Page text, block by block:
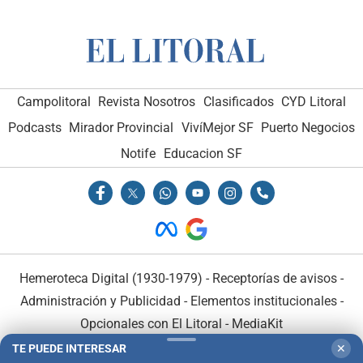
Campolitoral Revista Nosotros Clasificados CYD Litoral
Podcasts Mirador Provincial VivíMejor SF Puerto Negocios
Notife Educacion SF
Hemeroteca Digital (1930-1979) - Receptorías de avisos -
Administración y Publicidad - Elementos institucionales-
Opcionales con El Litoral - MediaKit
TE PUEDE INTERESAR ✕